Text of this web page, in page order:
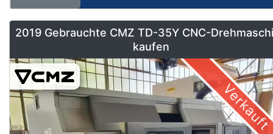
2019 Gebrauchte CMZ TD-35Y CNC-
kaufen
Verkauft